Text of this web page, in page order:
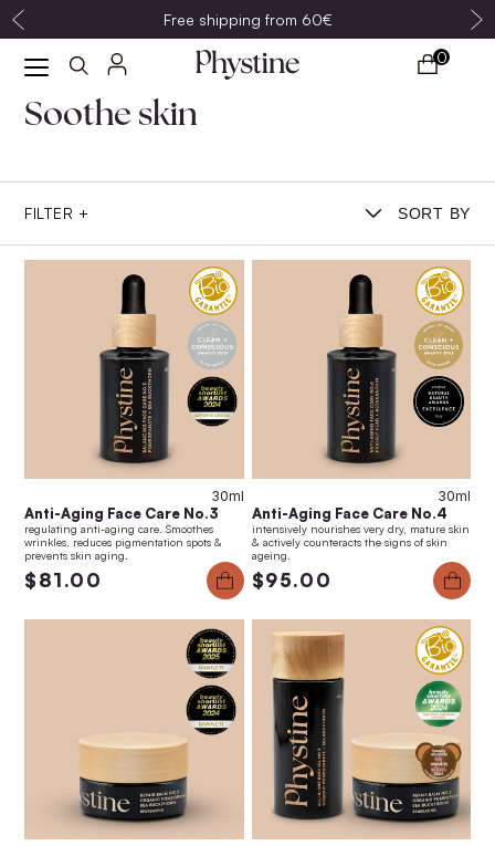
Free shipping from 60€
Anti-Aging Set No.4
$160.00
Anti-Aging Set No.3
$146.00
0
Soothe skin
FILTER + SORT BY
30ml
Anti-Aging Face Care No.3
regulating anti-aging care. Smoothes
wrinkles, reduces pigmentation spots &
prevents skin aging.
$81.00
30ml
Anti-Aging Face Care No.4
intensively nourishes very dry, mature skin
& actively counteracts the signs of skin
ageing.
$95.00